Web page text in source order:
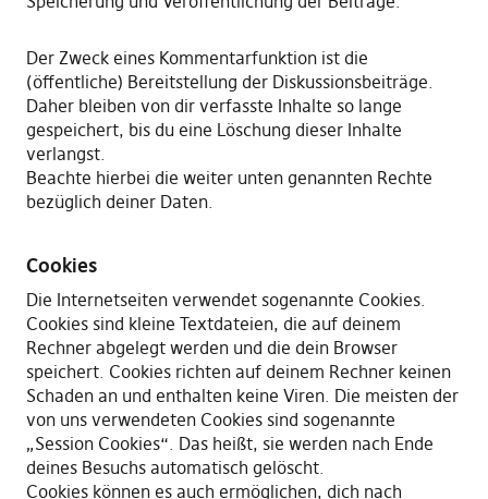
Der Zweck eines Kommentarfunktion ist die
(öffentliche) Bereitstellung der Diskussionsbeiträge.
Daher bleiben von dir verfasste Inhalte so lange
gespeichert, bis du eine Löschung dieser Inhalte
verlangst.
Beachte hierbei die weiter unten genannten Rechte
bezüglich deiner Daten.
Cookies
Die Internetseiten verwendet sogenannte Cookies.
Cookies sind kleine Textdateien, die auf deinem
Rechner abgelegt werden und die dein Browser
speichert. Cookies richten auf deinem Rechner keinen
Schaden an und enthalten keine Viren. Die meisten der
von uns verwendeten Cookies sind sogenannte
„Session Cookies“. Das heißt, sie werden nach Ende
deines Besuchs automatisch gelöscht.
Cookies können es auch ermöglichen, dich nach